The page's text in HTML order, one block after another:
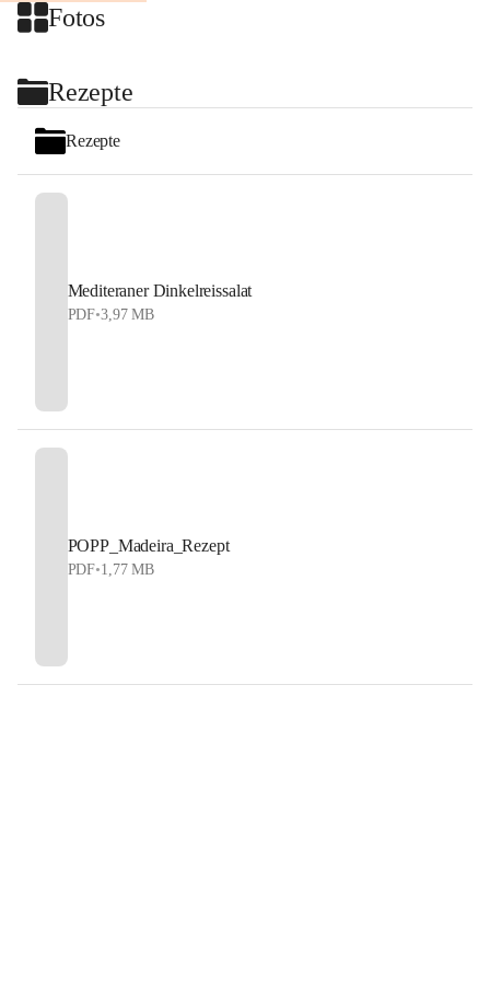
Fotos
Rezepte
Rezepte
Mediteraner Dinkelreissalat
PDF•3,97 MB
POPP_Madeira_Rezept
PDF•1,77 MB